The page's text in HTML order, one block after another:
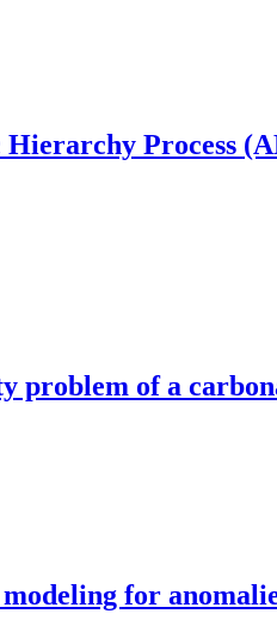
Process
problem of a
for